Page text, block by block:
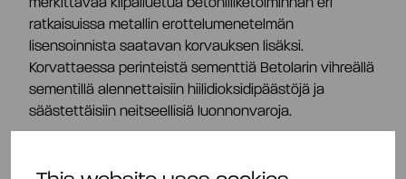
ratkaisuissa metallin erottelumenetelmän
lisensoinnista saatavan korvauksen lisäksi.
Korvattaessa perinteistä sementtiä Betolarin vihreällä
sementillä alennettaisiin hiilidioksidipäästöjä ja
säästettäisiin neitseellisiä luonnonvaroja.
metalliteollisuudelle sekä muille alan toimijoille